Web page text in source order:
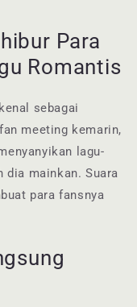
Para
Romantis
sebagai
meeting kemarin,
lagu-
dia mainkan. Suara
para fansnya